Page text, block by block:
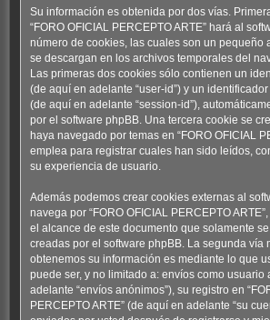
Su información es obtenida por dos vías.
“FORO OFICIAL PERCEPTO ARTE” hará al
número de cookies, las cuales son un pequeño
se descargan en los archivos temporales del
Las primeras dos cookies sólo contienen un
(de aquí en adelante “user-id”) y un
(de aquí en adelante “session-id”),
por el software phpBB. Una tercera cookie se
haya navegado por temas en “FORO OFICIAL
emplea para registrar cuales han sido leídos,
su experiencia de usuario.
Además podemos crear cookies externas al
navega por “FORO OFICIAL PERCEPTO
el alcance de este documento que solamente
creadas por el software phpBB. La segunda vía
obtenemos su información es mediante lo que
puede ser, y no limitado a: envíos como usuario
adelante “envíos anónimos”), su registro en
PERCEPTO ARTE” (de aquí en adelante “su